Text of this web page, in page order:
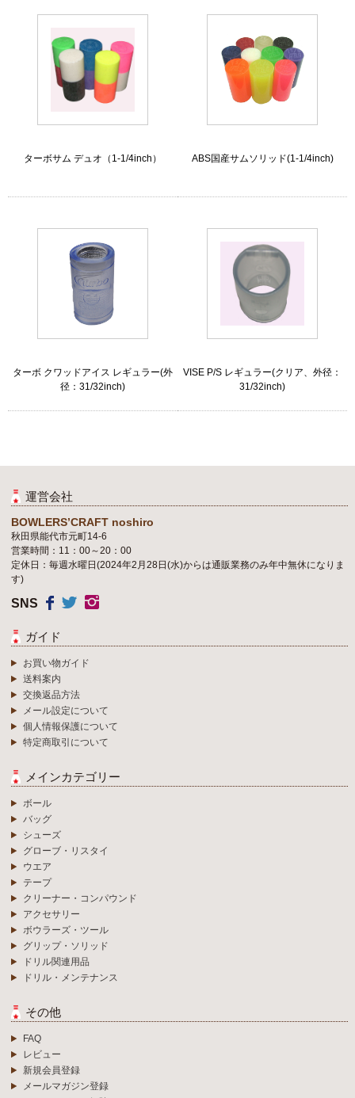
ターボサム デュオ（1-1/4inch） ABS国産サムソリッド(1-1/4inch)
ターボ クワッドアイス レギュラー(外
径：31/32inch)
VISE P/S レギュラー(クリア、外径：
31/32inch)
運営会社
BOWLERS’CRAFT noshiro
秋田県能代市元町14-6
営業時間：11：00～20：00
定休日：毎週水曜日(2024年2月28日(水)からは通販業務のみ年中無休になりま
す)
SNS
ガイド
お買い物ガイド
送料案内
交換返品方法
メール設定について
個人情報保護について
特定商取引について
メインカテゴリー
ボール
バッグ
シューズ
グローブ・リスタイ
ウエア
テープ
クリーナー・コンパウンド
アクセサリー
ボウラーズ・ツール
グリップ・ソリッド
ドリル関連用品
ドリル・メンテナンス
その他
FAQ
レビュー
新規会員登録
メールマガジン登録